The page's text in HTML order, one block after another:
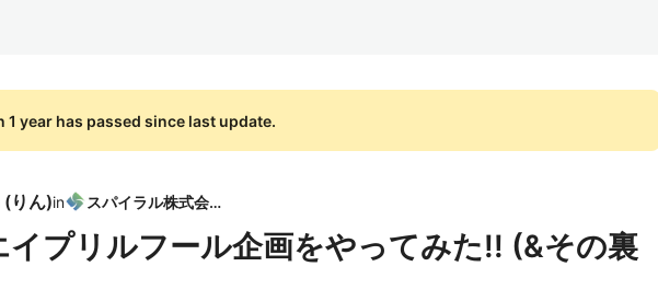
1 year has passed since last update.
(りん)in スパイラル株式会社
イプリルフール企画をやってみた!! (&その裏